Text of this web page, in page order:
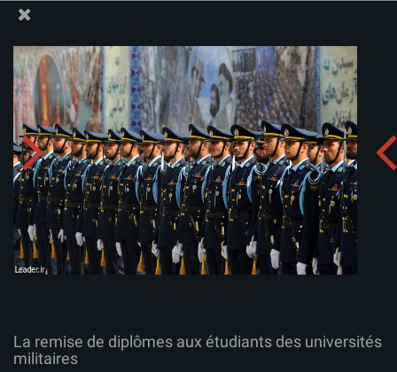
La remise de diplômes aux étudiants des universités
militaires
Télécharger l'album:
La remise de diplômes aux étudiants des universités
militaires